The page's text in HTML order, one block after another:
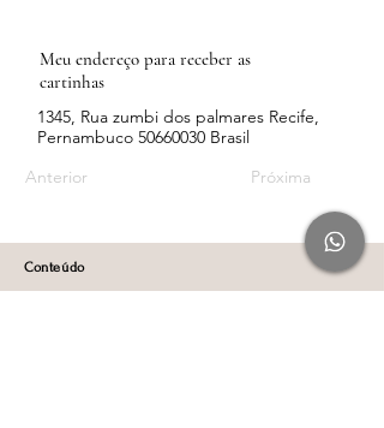
Meu endereço para receber as
cartinhas
1345, Rua zumbi dos palmares Recife,
Pernambuco 50660030 Brasil
Anterior
Próxima
Conteúdo